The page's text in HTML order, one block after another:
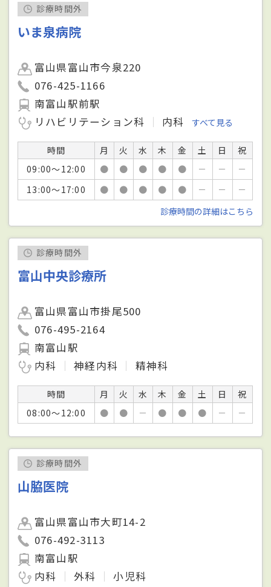
診療時間外
いま泉病院
富山県富山市今泉220
076-425-1166
南富山駅前駅
リハビリテーション科
内科 すべて見る
時間 月 火 水 木 金 土 日
祝
09:00～12:00
● ● ● ● ● － －
－
13:00～17:00
● ● ● ● ● － －
－
診療時間の詳細はこちら
診療時間外
富山中央診療所
富山県富山市掛尾500
076-495-2164
南富山駅
内科
神経内科 精神科
時間 月 火 水 木 金 土 日
祝
08:00～12:00
● ● － ● ● ● － －
診療時間外
山脇医院
富山県富山市大町14-2
076-492-3113
南富山駅
内科
外科 小児科